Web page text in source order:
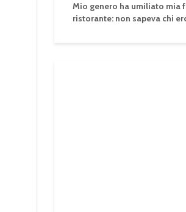
Mio genero ha umiliato mia
ristorante: non sapeva chi